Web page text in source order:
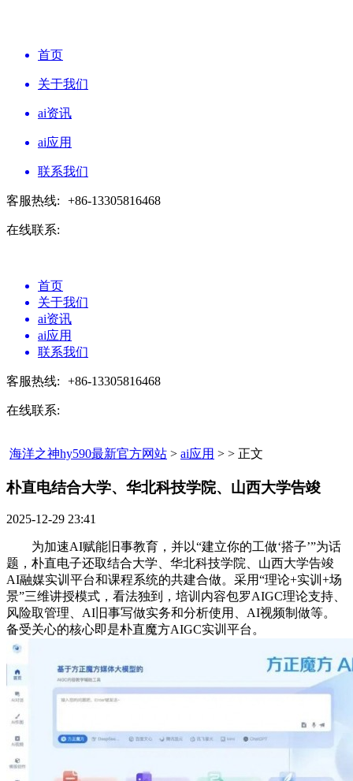
首页
关于我们
ai资讯
ai应用
联系我们
客服热线: +86-13305816468
在线联系:
首页
关于我们
ai资讯
ai应用
联系我们
客服热线: +86-13305816468
在线联系:
海洋之神hy590最新官方网站 > ai应用 > > 正文
朴直电结合大学、华北科技学院、山西大学告竣​
2025-12-29 23:41
为加速AI赋能旧事教育，并以“建立你的工做‘搭子’”为话
题，朴直电子还取结合大学、华北科技学院、山西大学告竣
AI融媒实训平台和课程系统的共建合做。采用“理论+实训+场
景”三维讲授模式，看法独到，培训内容包罗AIGC理论支持、
风险取管理、AI旧事写做实务和分析使用、AI视频制做等。
备受关心的核心即是朴直魔方AIGC实训平台。